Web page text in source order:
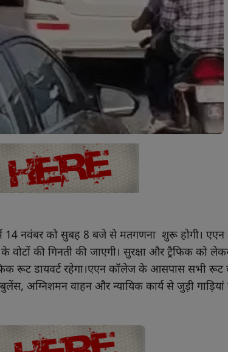
में 14 नवंबर को सुबह 8 बजे से मतगणना शुरू होगी। एएन
की गिनती की जाएगी। सुरक्षा और ट्रैफिक को
रूट डायवर्ट रहेगा।एएन कॉलेज के आसपास सभी रूट
अग्निशमन वाहन और न्यायिक कार्य से जुड़ी गाड़ियां